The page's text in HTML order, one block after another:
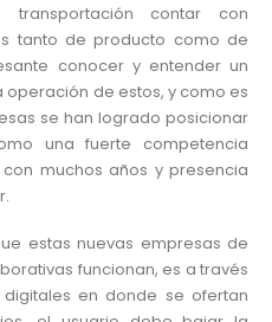
transportación contar con
tanto de producto como de
conocer y entender un
de estos, y como es
se han logrado posicionar
una fuerte competencia
muchos años y presencia
estas nuevas empresas de
funcionan, es a través
en donde se ofertan